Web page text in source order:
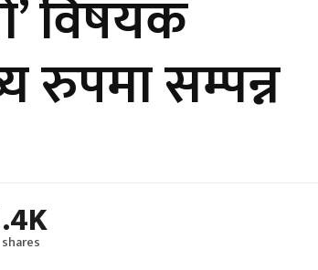
विषयक
रुपमा सम्पन्न
shares